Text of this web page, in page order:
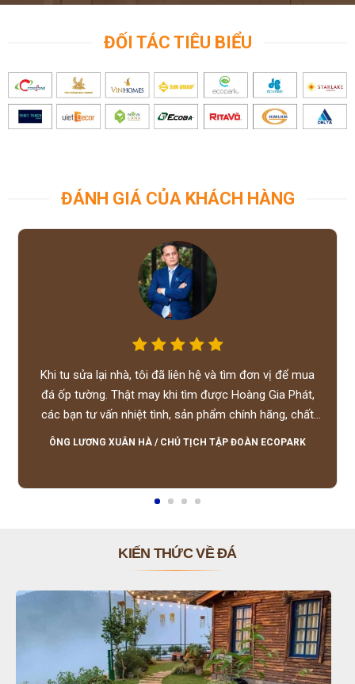
ĐỐI TÁC TIÊU BIỂU
ĐÁNH GIÁ CỦA KHÁCH HÀNG
Khi tu sửa lại nhà, tôi đã liên hệ và tìm đơn vị để mua
đá ốp tường. Thật may khi tìm được Hoàng Gia Phát,
các bạn tư vấn nhiệt tình, sản phẩm chính hãng, chất
lượng tốt, giá hợp lý, hỗ trợ tận tình.
ÔNG LƯƠNG XUÂN HÀ / CHỦ TỊCH TẬP ĐOÀN ECOPARK
KIẾN THỨC VỀ ĐÁ